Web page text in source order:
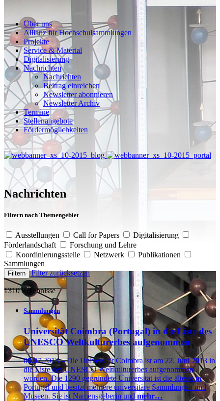
Über uns
Allianz für Hochschulsammlungen
Projekte
Service & Material
Digitalisierung
Nachrichten
Nachrichten
Beitrag einreichen
Newsletter abonnieren
Newsletter Archiv
Termine
Stellenangebote
Fördermöglichkeiten
Nachrichten
Filtern nach Themengebiet
Ausstellungen Call for Papers
Digitalisierung
Förderlandschaft
Forschung und Lehre
Koordinierungsstelle
Netzwerk
Publikationen
Sammlungen
Filtern Filter zurücksetzen
1310 Ergebnisse
Sammlungen
Universität Coimbra (Portugal) in die Liste des
UNESCO Weltkulturerbes aufgenommen
08.07.2013 – Die Universität Coimbra ist am 22. Juni 2013 in
die Liste des UNESCO Weltkulturerbes aufgenommen
worden. Die 1290 gegründete Universität ist die älteste in
Portugal und besitzt mehrere universitäre Sammlungen und
Museen. Sie ist Namensgeberin undmehr…